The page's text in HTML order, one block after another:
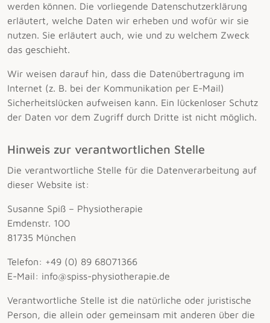
werden können. Die vorliegende Datenschutzerklärung
erläutert, welche Daten wir erheben und wofür wir sie
nutzen. Sie erläutert auch, wie und zu welchem Zweck
das geschieht.
Wir weisen darauf hin, dass die Datenübertragung im
Internet (z. B. bei der Kommunikation per E-Mail)
Sicherheitslücken aufweisen kann. Ein lückenloser Schutz
der Daten vor dem Zugriff durch Dritte ist nicht möglich.
Hinweis zur verantwortlichen Stelle
Die verantwortliche Stelle für die Datenverarbeitung auf
dieser Website ist:
Susanne Spiß – Physiotherapie
Emdenstr. 100
81735 München
Telefon: +49 (0) 89 68071366
E-Mail: info@spiss-physiotherapie.de
Verantwortliche Stelle ist die natürliche oder juristische
Person, die allein oder gemeinsam mit anderen über die